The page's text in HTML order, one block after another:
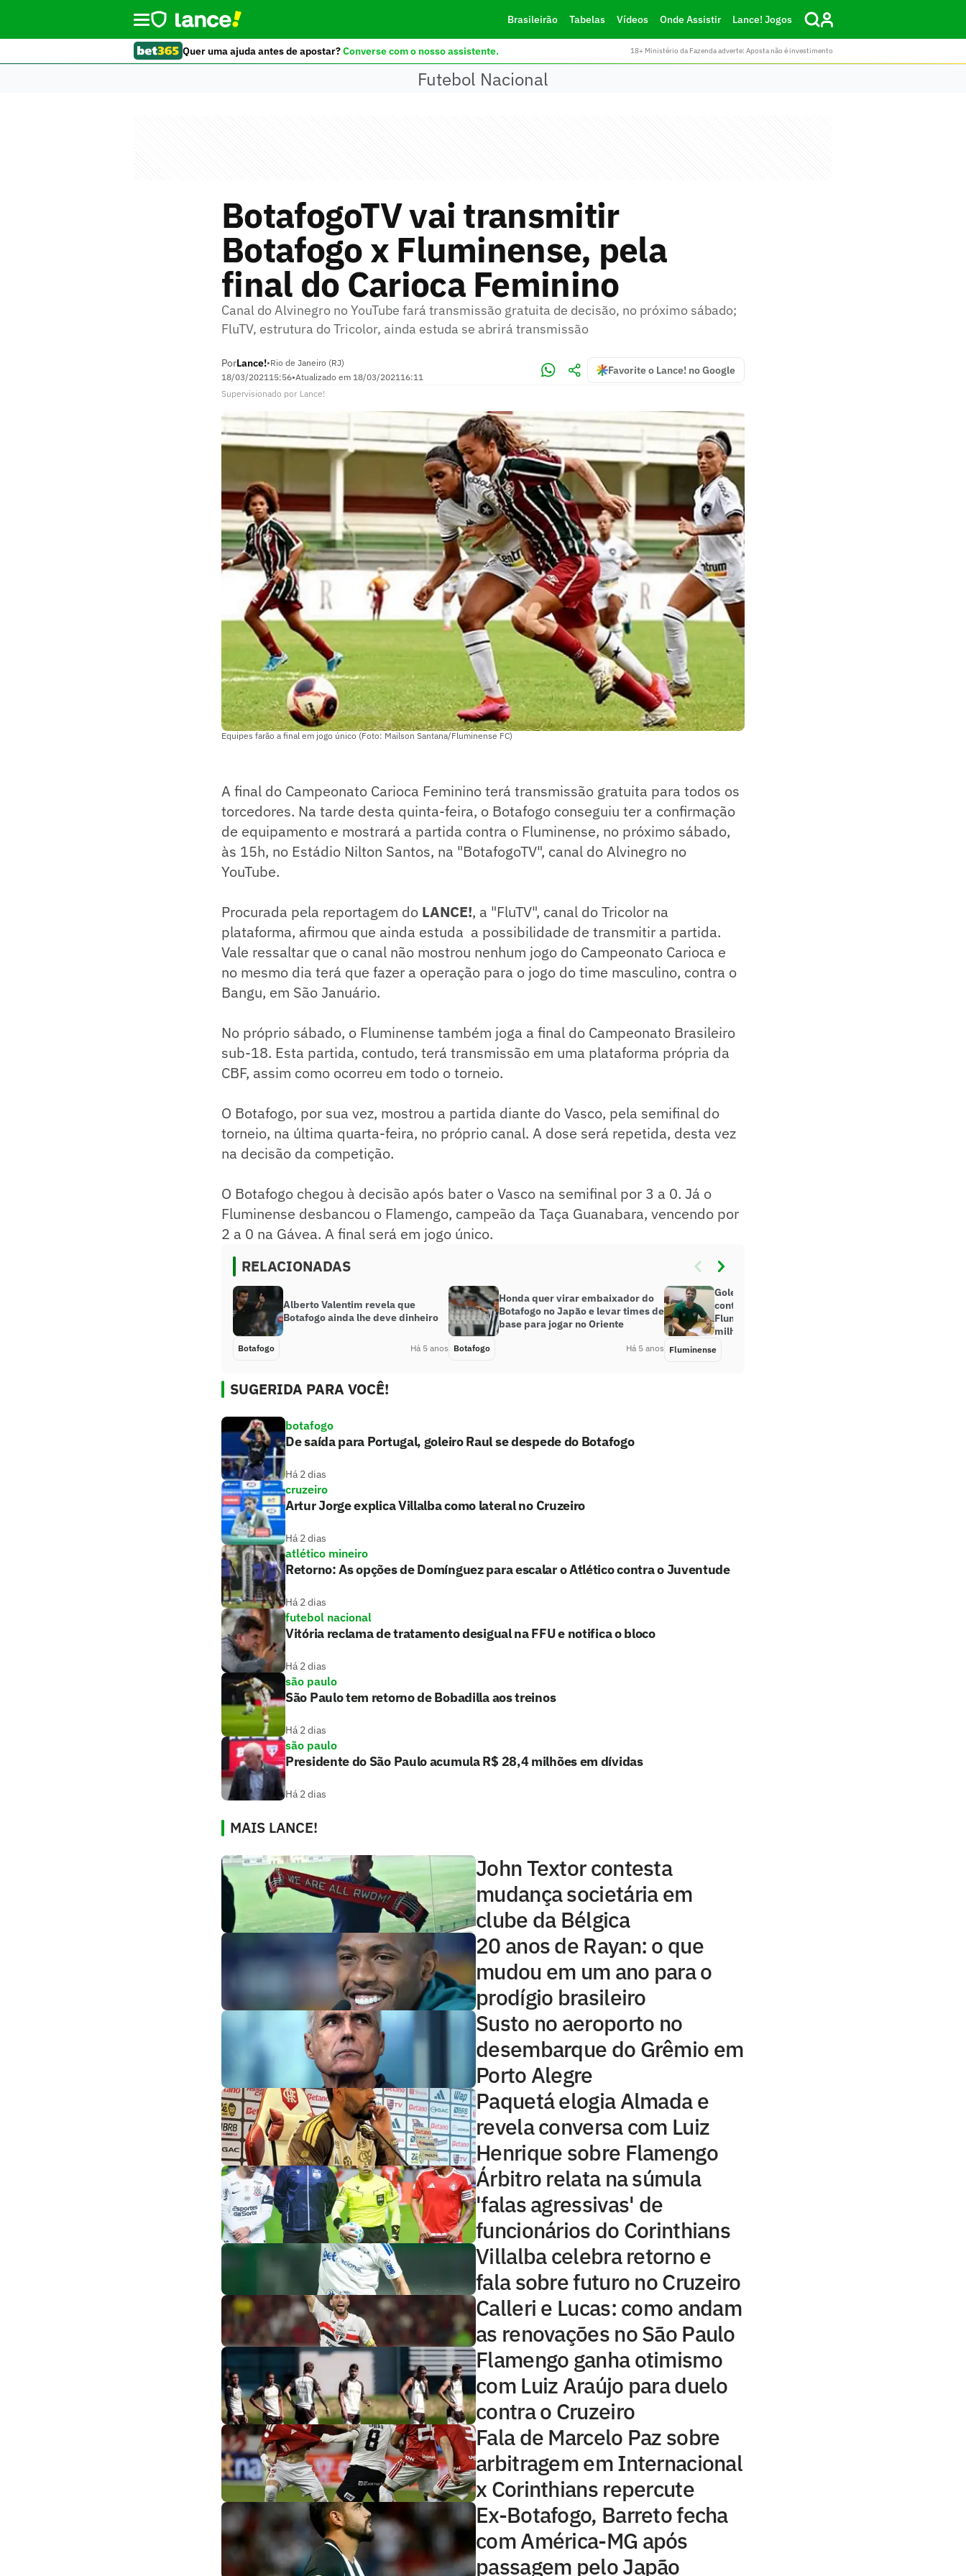
Brasileirão Tabelas Vídeos Onde Assistir Lance! Jogos
Quer uma ajuda antes de apostar?Converse com o nosso assistente. 18+ Ministério da Fazenda adverte: Aposta não é investimento
Futebol Nacional
BotafogoTV vai transmitir
Botafogo x Fluminense, pela
final do Carioca Feminino
Canal do Alvinegro no YouTube fará transmissão gratuita de decisão, no próximo sábado;
FluTV, estrutura do Tricolor, ainda estuda se abrirá transmissão
PorLance!•Rio de Janeiro (RJ)
18/03/202115:56•Atualizado em 18/03/202116:11
Favorite o Lance! no Google
Supervisionado por Lance!
Equipes farão a final em jogo único (Foto: Mailson Santana/Fluminense FC)
A final do Campeonato Carioca Feminino terá transmissão gratuita para todos os
torcedores. Na tarde desta quinta-feira, o Botafogo conseguiu ter a confirmação
de equipamento e mostrará a partida contra o Fluminense, no próximo sábado,
às 15h, no Estádio Nilton Santos, na "BotafogoTV", canal do Alvinegro no
YouTube.
Procurada pela reportagem do LANCE!, a "FluTV", canal do Tricolor na
plataforma, afirmou que ainda estuda a possibilidade de transmitir a partida.
Vale ressaltar que o canal não mostrou nenhum jogo do Campeonato Carioca e
no mesmo dia terá que fazer a operação para o jogo do time masculino, contra o
Bangu, em São Januário.
No próprio sábado, o Fluminense também joga a final do Campeonato Brasileiro
sub-18. Esta partida, contudo, terá transmissão em uma plataforma própria da
CBF, assim como ocorreu em todo o torneio.
O Botafogo, por sua vez, mostrou a partida diante do Vasco, pela semifinal do
torneio, na última quarta-feira, no próprio canal. A dose será repetida, desta vez
na decisão da competição.
O Botafogo chegou à decisão após bater o Vasco na semifinal por 3 a 0. Já o
Fluminense desbancou o Flamengo, campeão da Taça Guanabara, vencendo por
2 a 0 na Gávea. A final será em jogo único.
RELACIONADAS
Alberto Valentim revela que
Botafogo ainda lhe deve dinheiro
Botafogo Há 5 anos
Honda quer virar embaixador do
Botafogo no Japão e levar times de
base para jogar no Oriente
Botafogo Há 5 anos
Goleiro da base assina primeiro
contrato profissional no
Fluminense; multa chega a R$ 331
milhões
Fluminense
SUGERIDA PARA VOCÊ!
botafogo
De saída para Portugal, goleiro Raul se despede do Botafogo
Há 2 dias
cruzeiro
Artur Jorge explica Villalba como lateral no Cruzeiro
Há 2 dias
atlético mineiro
Retorno: As opções de Domínguez para escalar o Atlético contra o Juventude
Há 2 dias
futebol nacional
Vitória reclama de tratamento desigual na FFU e notifica o bloco
Há 2 dias
são paulo
São Paulo tem retorno de Bobadilla aos treinos
Há 2 dias
são paulo
Presidente do São Paulo acumula R$ 28,4 milhões em dívidas
Há 2 dias
MAIS LANCE!
John Textor contesta
mudança societária em
clube da Bélgica
20 anos de Rayan: o que
mudou em um ano para o
prodígio brasileiro
Susto no aeroporto no
desembarque do Grêmio em
Porto Alegre
Paquetá elogia Almada e
revela conversa com Luiz
Henrique sobre Flamengo
Árbitro relata na súmula
'falas agressivas' de
funcionários do Corinthians
Villalba celebra retorno e
fala sobre futuro no Cruzeiro
Calleri e Lucas: como andam
as renovações no São Paulo
Flamengo ganha otimismo
com Luiz Araújo para duelo
contra o Cruzeiro
Fala de Marcelo Paz sobre
arbitragem em Internacional
x Corinthians repercute
Ex-Botafogo, Barreto fecha
com América-MG após
passagem pelo Japão